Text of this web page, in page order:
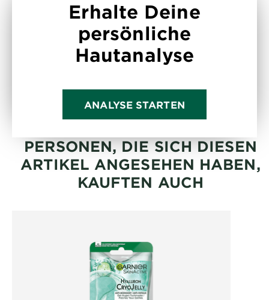
Erhalte Deine
persönliche
Hautanalyse
ANALYSE STARTEN
PERSONEN, DIE SICH DIESEN
ARTIKEL ANGESEHEN HABEN,
KAUFTEN AUCH